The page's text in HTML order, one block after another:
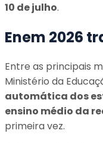
10 de julho.
Enem 2026
Entre as principais
Ministério da
automática dos
ensino médio da
primeira vez.